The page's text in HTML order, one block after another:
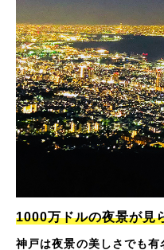
1000万ドルの夜景が見
神戸は夜景の美しさでも